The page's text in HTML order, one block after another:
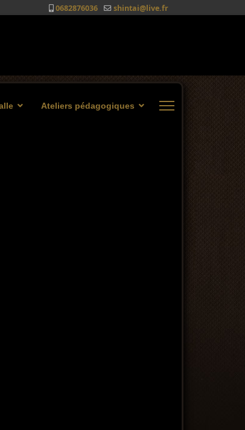
0682876036 shintai@live.fr
Ateliers pédagogiques